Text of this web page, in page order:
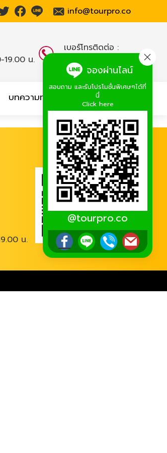
info@tourpro.co
19.00 น.
เบอร์โทรติดต่อ :
02-254-9334-8
บทความท่องเที่ยว เกี่ยวกับเรา
จองผ่านไลน์
สอบถาม และรับโปรโมชั่นพิเศษๆได้ที่
นี่
Click here
@tourpro.co
น.
@tourpro.co